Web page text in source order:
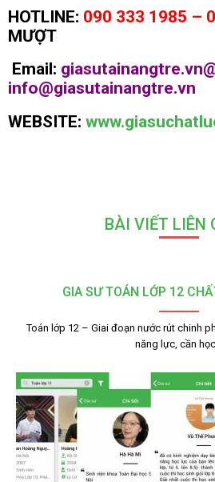
HOTLINE: 090 333 1985 –
MƯỢT
Email:
info@giasutainangtre.vn
WEBSITE:
BÀI VIẾT LIÊN
GIA SƯ TOÁN LỚP 12
Toán lớp 12 – Giai đoạn nước rút chinh
năng lực, cần